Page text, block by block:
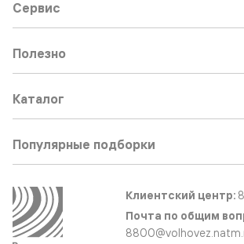
Сервис
Полезно
Каталог
Популярные подборки
Клиентский центр:
Почта по общим